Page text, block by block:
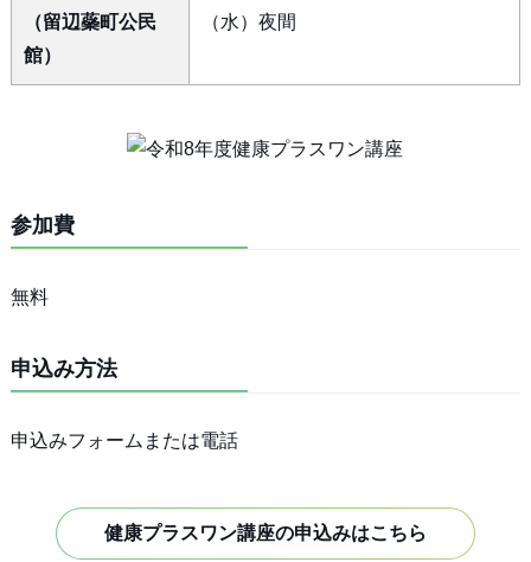
（留辺蘂町公民
館）
（水）夜間
参加費
無料
申込み方法
申込みフォームまたは電話
健康プラスワン講座の申込みはこちら